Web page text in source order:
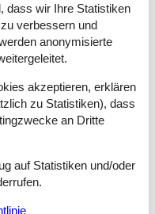
Erholung.
und Asthmatiker
der wunderbaren
für Familien mit Kindern.
darf auch mit. In
wo der Vierbeiner tollen
ein netter und
und
dass wir Ihre Statistiken
verbessern und
anonymisierte
akzeptieren, erklären
zu Statistiken), dass
an Dritte
auf Statistiken und/oder